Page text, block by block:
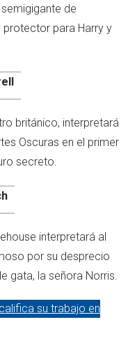
de
protector para Harry y
británico, interpretará
Oscuras en el primer
secreto.
interpretará al
por su desprecio
gata, la señora Norris.
su trabajo en